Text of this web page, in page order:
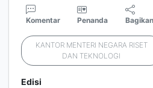
Komentar Penanda Bagikan
KANTOR MENTERI NEGARA RISET
DAN TEKNOLOGI
Edisi